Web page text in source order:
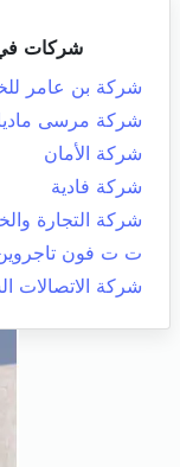
شركات
شركة بن عامر
شركة مرسى
شركة الأمان
شركة فادية
شركة التجارة
ت ت فون
شركة الاتصالات